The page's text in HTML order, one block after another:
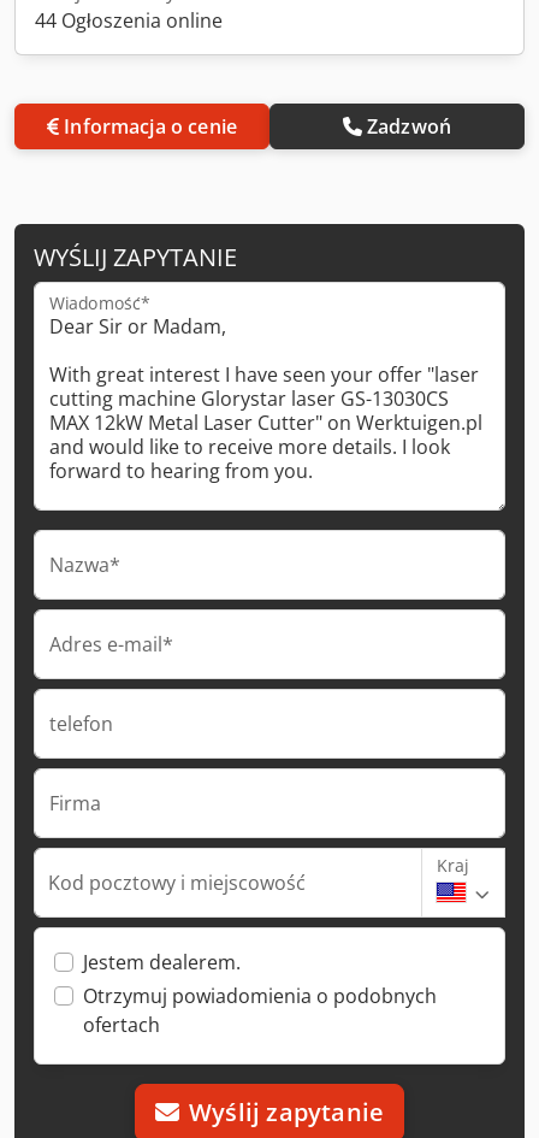
44 Ogłoszenia online
Informacja o cenie Zadzwoń
WYŚLIJ ZAPYTANIE
Wiadomość*
Nazwa*
Adres e-mail*
telefon
Firma
Kod pocztowy i miejscowość
Kraj
Jestem dealerem.
Otrzymuj powiadomienia o podobnych
ofertach
Wyślij zapytanie